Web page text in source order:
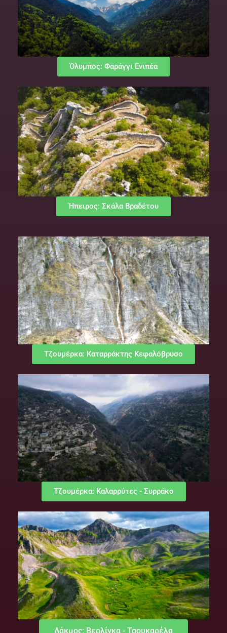
Όλυμπος: Φαράγγι Ενιπέα
Ήπειρος: Σκάλα Βραδέτου
Τζουμέρκα: Καταρράκτης Κεφαλόβρυσο
Τζουμέρκα: Καλαρρύτες - Συρράκο
Λάκμος: Βερλίγκα - Τσουκαρέλα